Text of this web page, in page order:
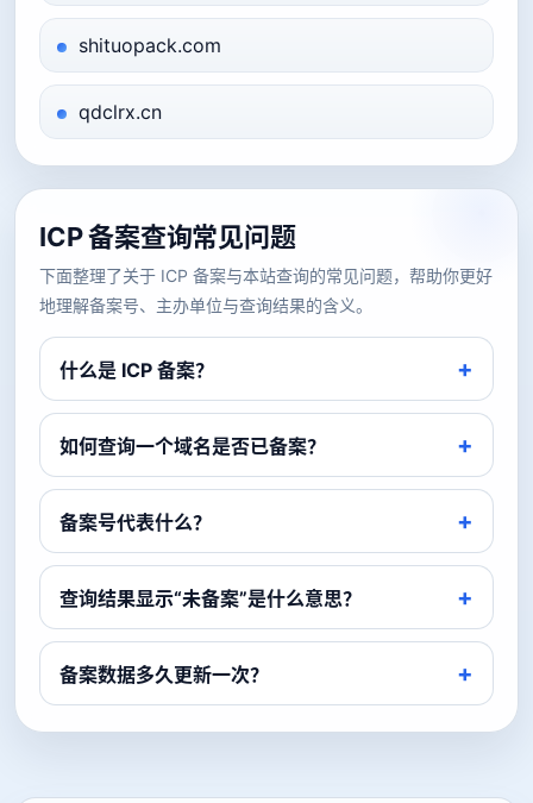
shituopack.com
qdclrx.cn
ICP 备案查询常见问题
下面整理了关于 ICP 备案与本站查询的常见问题，帮助你更好
地理解备案号、主办单位与查询结果的含义。
什么是 ICP 备案？
如何查询一个域名是否已备案？
备案号代表什么？
查询结果显示“未备案”是什么意思？
备案数据多久更新一次？